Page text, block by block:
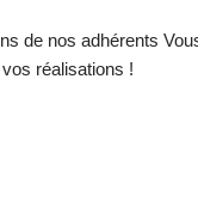
de nos adhérents
réalisations !